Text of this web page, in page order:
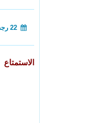
الاستمتاع